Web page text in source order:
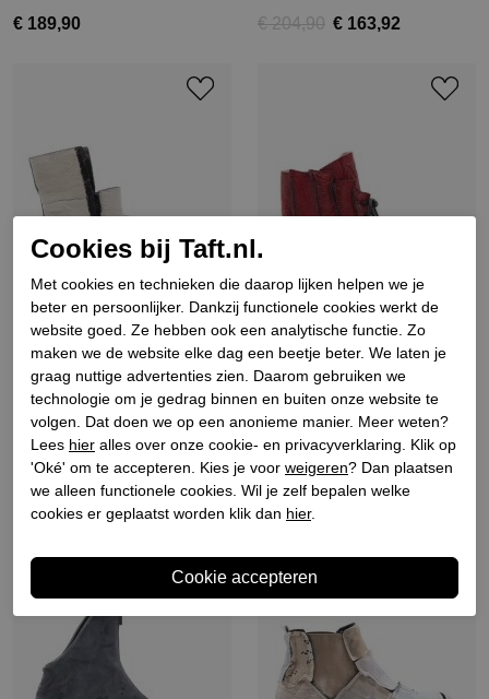
€ 189,90 € 204,90 € 163,92
Papucei
Dames enkellaarzen zwart
wit
€ 194,90
Papucei
€ 199,90
Sale
Cookies bij Taft.nl.
Met cookies en technieken die daarop lijken helpen we je
beter en persoonlijker. Dankzij functionele cookies werkt de
website goed. Ze hebben ook een analytische functie. Zo
maken we de website elke dag een beetje beter. We laten je
graag nuttige advertenties zien. Daarom gebruiken we
technologie om je gedrag binnen en buiten onze website te
volgen. Dat doen we op een anonieme manier. Meer weten?
Lees hier alles over onze cookie- en privacyverklaring. Klik op
'Oké' om te accepteren. Kies je voor weigeren? Dan plaatsen
we alleen functionele cookies. Wil je zelf bepalen welke
cookies er geplaatst worden klik dan hier.